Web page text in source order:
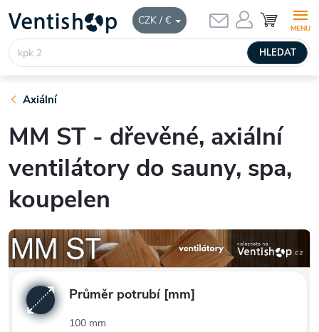
CZK / €
obsah
HLEDAT
NÁKUPNÍ
KOŠÍK
Axiální
MM ST - dřevěné, axiální
ventilátory do sauny, spa,
koupelen
Průměr potrubí [mm]
100 mm